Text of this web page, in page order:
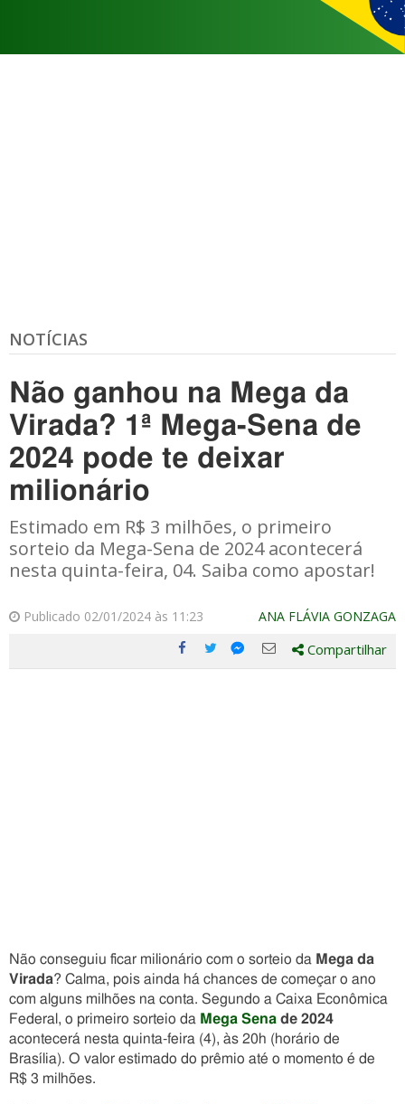
NOTÍCIAS
Não ganhou na Mega da
Virada? 1ª Mega-Sena de
2024 pode te deixar
milionário
Estimado em R$ 3 milhões, o primeiro
sorteio da Mega-Sena de 2024 acontecerá
nesta quinta-feira, 04. Saiba como apostar!
Publicado 02/01/2024 às 11:23 ANA FLÁVIA GONZAGA
Compartilhe
Compartilhe
Compartilhe
Compartilhe
Compartilhar
Não conseguiu ficar milionário com o sorteio da Mega da
Virada? Calma, pois ainda há chances de começar o ano
com alguns milhões na conta. Segundo a Caixa Econômica
Federal, o primeiro sorteio da Mega Sena de 2024
acontecerá nesta quinta-feira (4), às 20h (horário de
Brasília). O valor estimado do prêmio até o momento é de
R$ 3 milhões.